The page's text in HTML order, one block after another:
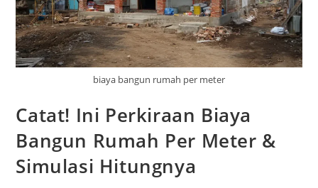
biaya bangun rumah per meter
Catat! Ini Perkiraan Biaya
Bangun Rumah Per Meter &
Simulasi Hitungnya